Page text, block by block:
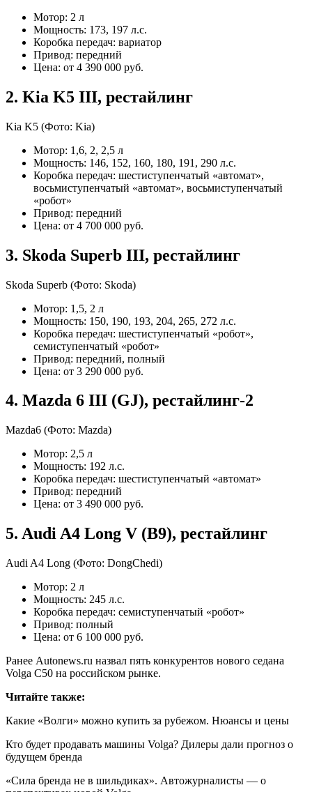
Мотор: 2 л
Мощность: 173, 197 л.с.
Коробка передач: вариатор
Привод: передний
Цена: от 4 390 000 руб.
2. Kia K5 III, рестайлинг
Kia K5 (Фото: Kia)
Мотор: 1,6, 2, 2,5 л
Мощность: 146, 152, 160, 180, 191, 290 л.с.
Коробка передач: шестиступенчатый «автомат»,
восьмиступенчатый «автомат», восьмиступенчатый
«робот»
Привод: передний
Цена: от 4 700 000 руб.
3. Skoda Superb III, рестайлинг
Skoda Superb (Фото: Skoda)
Мотор: 1,5, 2 л
Мощность: 150, 190, 193, 204, 265, 272 л.с.
Коробка передач: шестиступенчатый «робот»,
семиступенчатый «робот»
Привод: передний, полный
Цена: от 3 290 000 руб.
4. Mazda 6 III (GJ), рестайлинг-2
Mazda6 (Фото: Mazda)
Мотор: 2,5 л
Мощность: 192 л.с.
Коробка передач: шестиступенчатый «автомат»
Привод: передний
Цена: от 3 490 000 руб.
5. Audi A4 Long V (B9), рестайлинг
Audi A4 Long (Фото: DongChedi)
Мотор: 2 л
Мощность: 245 л.с.
Коробка передач: семиступенчатый «робот»
Привод: полный
Цена: от 6 100 000 руб.
Ранее Autonews.ru назвал пять конкурентов нового седана
Volga C50 на российском рынке.
Читайте также:
Какие «Волги» можно купить за рубежом. Нюансы и цены
Кто будет продавать машины Volga? Дилеры дали прогноз о
будущем бренда
«Сила бренда не в шильдиках». Автожурналисты — о